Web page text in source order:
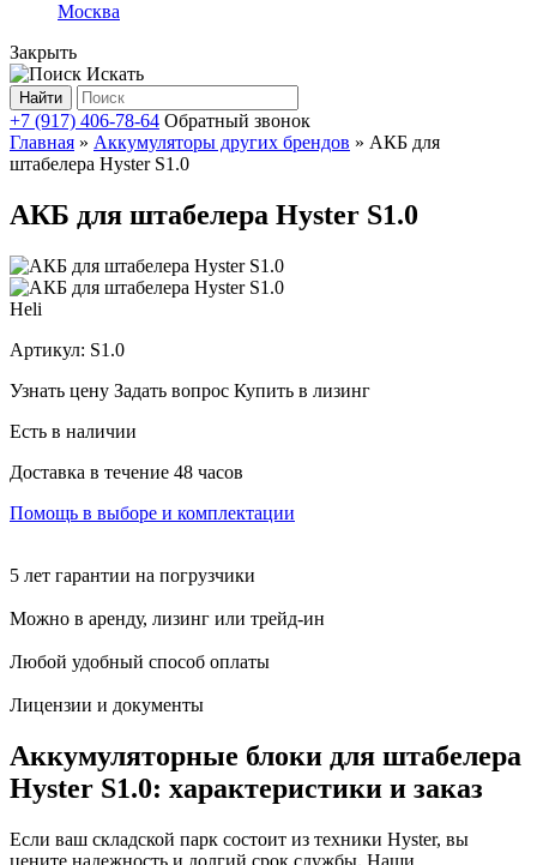
Москва
Закрыть
Искать
Найти
+7 (917) 406-78-64 Обратный звонок
Главная » Аккумуляторы других брендов » АКБ для
штабелера Hyster S1.0
АКБ для штабелера Hyster S1.0
Heli
Артикул: S1.0
Узнать цену Задать вопрос Купить в лизинг
Есть в наличии
Доставка в течение 48 часов
Помощь в выборе и комплектации
5 лет гарантии на погрузчики
Можно в аренду, лизинг или трейд-ин
Любой удобный способ оплаты
Лицензии и документы
Аккумуляторные блоки для штабелера
Hyster S1.0: характеристики и заказ
Если ваш складской парк состоит из техники Hyster, вы
цените надежность и долгий срок службы. Наши